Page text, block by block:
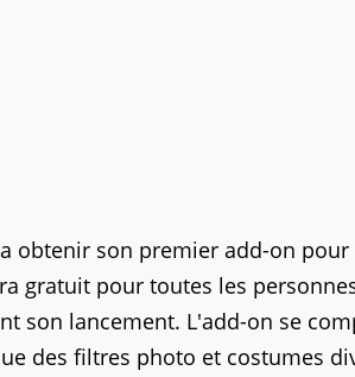
obtenir son premier add-on pour
gratuit pour toutes les
son lancement. L'add-on se
des filtres photo et costumes